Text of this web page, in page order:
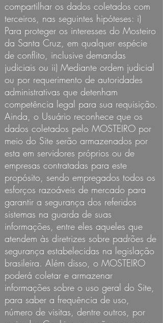
compartilhar os dados coletados com
terceiros, nas seguintes hipóteses: i)
Para proteger os interesses do Mosteiro
da Santa Cruz, em qualquer espécie
de conflito, inclusive demandas
judiciais ou ii) Mediante ordem judicial
ou por requerimento de autoridades
administrativas que detenham
competência legal para sua requisição.
Ainda, o Usuário reconhece que os
dados coletados pelo MOSTEIRO por
meio do Site serão armazenados por
esta em servidores próprios ou de
empresas contratadas para este
propósito, sendo empregados todos os
esforços razoáveis de mercado para
garantir a segurança dos referidos
sistemas na guarda de suas
informações, entre eles aqueles que
atendem às diretrizes sobre padrões de
segurança estabelecidas na legislação
brasileira. Além disso, o MOSTEIRO
poderá coletar e armazenar
informações sobre o uso geral do Site,
para saber a frequência de uso,
número de visitas, dentre outros, por